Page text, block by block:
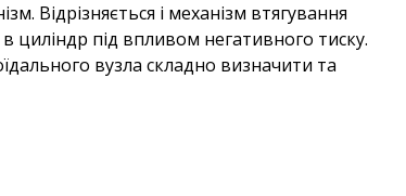
Відрізняється і механізм втягування
циліндр під впливом негативного тиску.
вузла складно визначити та